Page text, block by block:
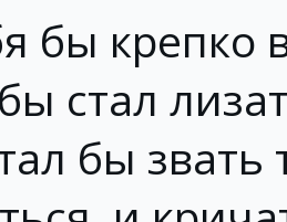
бы крепко
стал
бы звать